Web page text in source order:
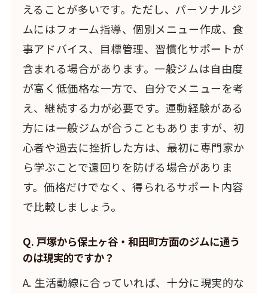
えることが多いです。ただし、パーソナルジ
ムにはフォーム指導、個別メニュー作成、食
事アドバイス、目標管理、習慣化サポートが
含まれる場合があります。一般ジムは自由度
が高く低価格な一方で、自分でメニューを考
え、継続する力が必要です。運動経験がある
方には一般ジムが合うこともありますが、初
心者や過去に挫折した方は、最初に専門家か
ら学ぶことで遠回りを防げる場合がありま
す。価格だけでなく、得られるサポート内容
で比較しましょう。
Q. 戸塚から保土ヶ谷・和田町方面のジムに通う
のは現実的ですか？
A. 生活動線に合っていれば、十分に現実的な